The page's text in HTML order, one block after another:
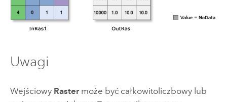
Uwagi
Wejściowy Rastermoże być całkowitoliczbowy lub